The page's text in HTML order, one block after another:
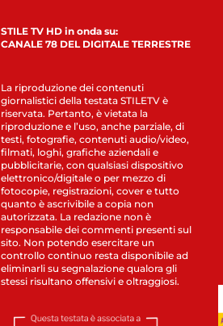
STILE TV HD in onda su:
CANALE 78 DEL DIGITALE TERRESTRE
La riproduzione dei contenuti
giornalistici della testata STILETV è
riservata. Pertanto, è vietata la
riproduzione e l’uso, anche parziale, di
testi, fotografie, contenuti audio/video,
filmati, loghi, grafiche aziendali e
pubblicitarie, con qualsiasi dispositivo
elettronico/digitale o per mezzo di
fotocopie, registrazioni, cover e tutto
quanto è ascrivibile a copia non
autorizzata. La redazione non è
responsabile dei commenti presenti sul
sito. Non potendo esercitare un
controllo continuo resta disponibile ad
eliminarli su segnalazione qualora gli
stessi risultano offensivi e oltraggiosi.